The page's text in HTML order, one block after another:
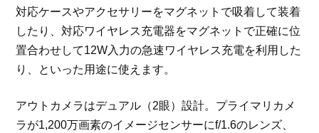
対応ケースやアクセサリーをマグネットで吸着して装着
したり、対応ワイヤレス充電器をマグネットで正確に位
置合わせして12W入力の急速ワイヤレス充電を利用した
り、といった用途に使えます。
アウトカメラはデュアル（2眼）設計。プライマリカメ
ラが1,200万画素のイメージセンサーにf/1.6のレンズ、